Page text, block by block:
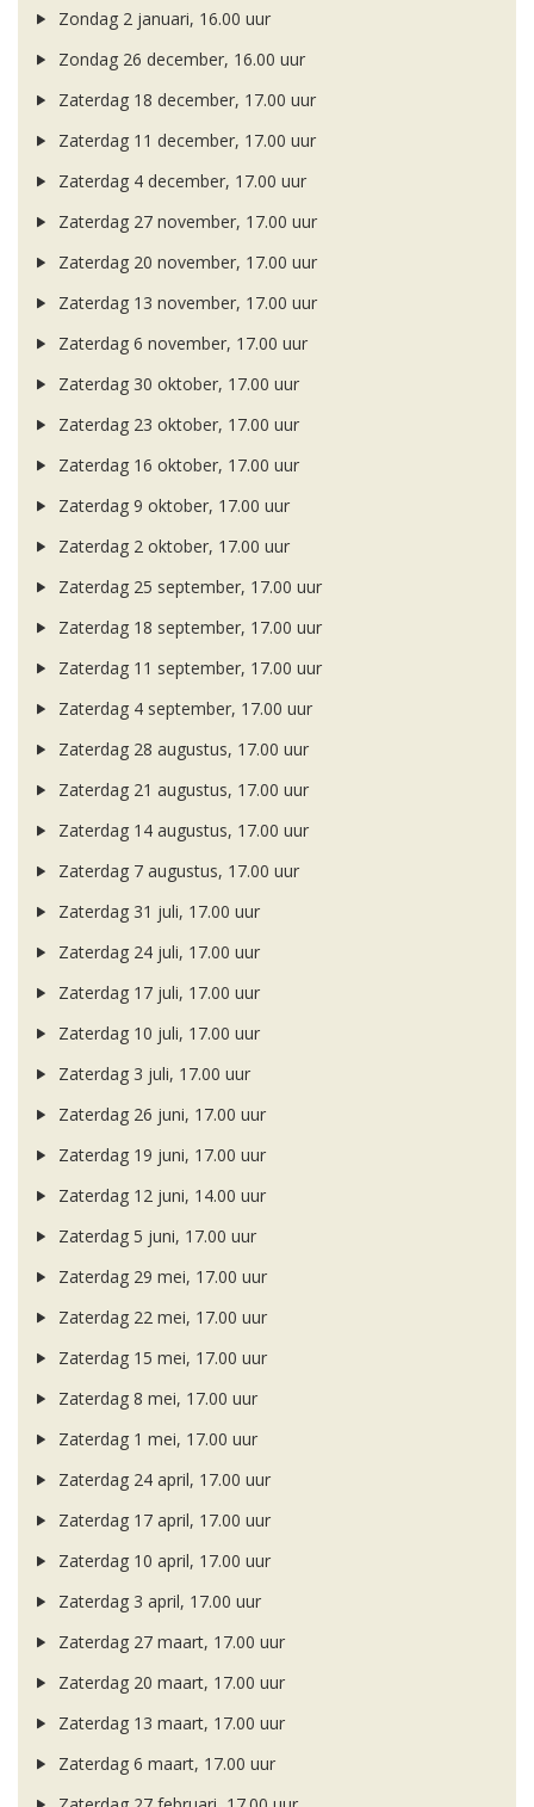
Zondag 2 januari, 16.00 uur
Zondag 26 december, 16.00 uur
Zaterdag 18 december, 17.00 uur
Zaterdag 11 december, 17.00 uur
Zaterdag 4 december, 17.00 uur
Zaterdag 27 november, 17.00 uur
Zaterdag 20 november, 17.00 uur
Zaterdag 13 november, 17.00 uur
Zaterdag 6 november, 17.00 uur
Zaterdag 30 oktober, 17.00 uur
Zaterdag 23 oktober, 17.00 uur
Zaterdag 16 oktober, 17.00 uur
Zaterdag 9 oktober, 17.00 uur
Zaterdag 2 oktober, 17.00 uur
Zaterdag 25 september, 17.00 uur
Zaterdag 18 september, 17.00 uur
Zaterdag 11 september, 17.00 uur
Zaterdag 4 september, 17.00 uur
Zaterdag 28 augustus, 17.00 uur
Zaterdag 21 augustus, 17.00 uur
Zaterdag 14 augustus, 17.00 uur
Zaterdag 7 augustus, 17.00 uur
Zaterdag 31 juli, 17.00 uur
Zaterdag 24 juli, 17.00 uur
Zaterdag 17 juli, 17.00 uur
Zaterdag 10 juli, 17.00 uur
Zaterdag 3 juli, 17.00 uur
Zaterdag 26 juni, 17.00 uur
Zaterdag 19 juni, 17.00 uur
Zaterdag 12 juni, 14.00 uur
Zaterdag 5 juni, 17.00 uur
Zaterdag 29 mei, 17.00 uur
Zaterdag 22 mei, 17.00 uur
Zaterdag 15 mei, 17.00 uur
Zaterdag 8 mei, 17.00 uur
Zaterdag 1 mei, 17.00 uur
Zaterdag 24 april, 17.00 uur
Zaterdag 17 april, 17.00 uur
Zaterdag 10 april, 17.00 uur
Zaterdag 3 april, 17.00 uur
Zaterdag 27 maart, 17.00 uur
Zaterdag 20 maart, 17.00 uur
Zaterdag 13 maart, 17.00 uur
Zaterdag 6 maart, 17.00 uur